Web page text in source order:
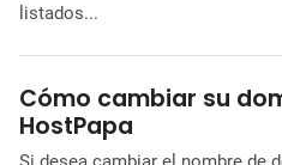
listados...
Cómo cambiar su
HostPapa